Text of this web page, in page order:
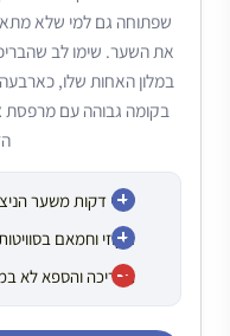
שתי דקות משער
ג׳קוזי וחמאם
הבריכה והספא לא
שפתוחה גם למי שלא
את השער. שימו לב
במלון האחות שלו,
בקומה גבוהה עם מרפסת